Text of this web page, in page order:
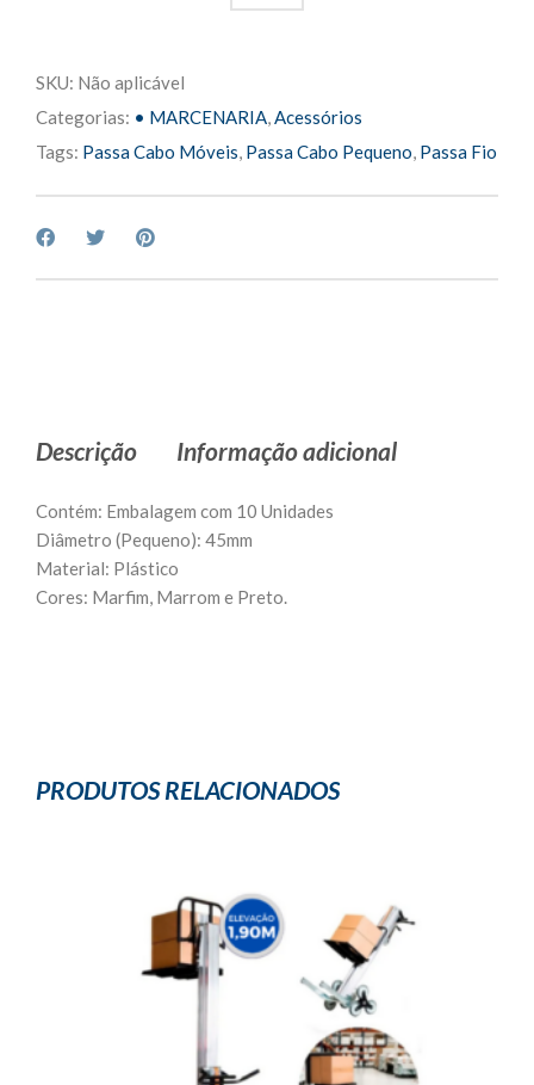
SKU: Não aplicável
Categorias: • MARCENARIA,Acessórios
Tags: Passa Cabo Móveis, Passa Cabo Pequeno, Passa Fio
Descrição Informação adicional
Contém: Embalagem com 10 Unidades
Diâmetro (Pequeno): 45mm
Material: Plástico
Cores: Marfim, Marrom e Preto.
PRODUTOS RELACIONADOS